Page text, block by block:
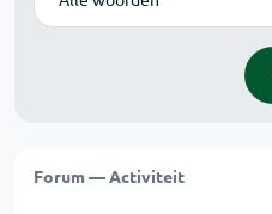
Forum — Activiteit